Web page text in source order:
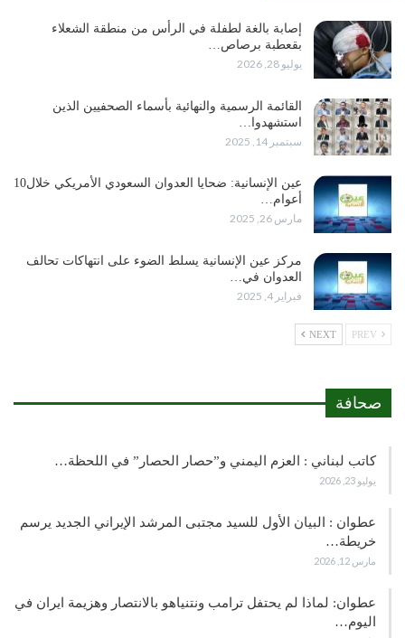
إصابة بالغة لطفلة في الرأس من منطقة الشعلاء
بقعطبة برصاص…
يوليو 28, 2026
القائمة الرسمية والنهائية بأسماء الصحفيين الذين
استشهدوا…
سبتمبر 14, 2025
عين الإنسانية: ضحايا العدوان السعودي الأمريكي خلال10
أعوام…
مارس 26, 2025
مركز عين الإنسانية يسلط الضوء على انتهاكات تحالف
العدوان في…
فبراير 4, 2025
NEXT
صحافة
كاتب لبناني : العزم اليمني و”حصار الحصار” في اللحظة…
يوليو 23, 2026
عطوان : البيان الأول للسيد مجتبى المرشد الإيراني الجديد يرسم
خريطة…
مارس 12, 2026
عطوان: لماذا لم يحتفل ترامب ونتنياهو بالانتصار وهزيمة ايران في
اليوم…